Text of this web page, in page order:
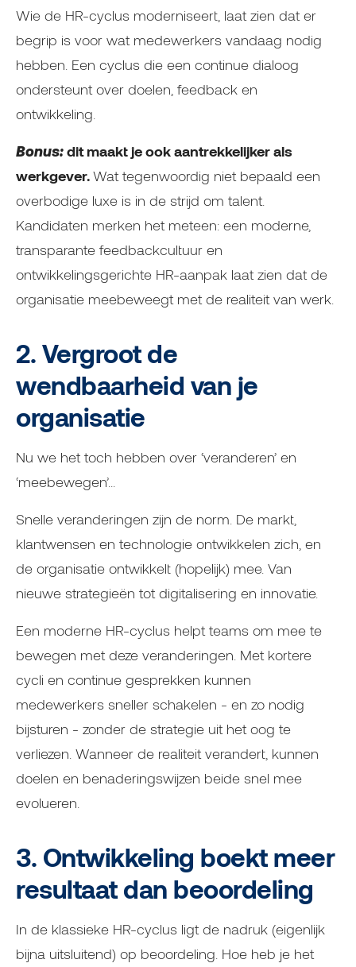
Wie de HR-cyclus moderniseert, laat zien dat er
begrip is voor wat medewerkers vandaag nodig
hebben. Een cyclus die een continue dialoog
ondersteunt over doelen, feedback en
ontwikkeling.
Bonus:dit maakt je ook aantrekkelijker als
werkgever.Wat tegenwoordig niet bepaald een
overbodige luxe is in de strijd om talent.
Kandidaten merken het meteen: een moderne,
transparante feedbackcultuur en
ontwikkelingsgerichte HR-aanpak laat zien dat de
organisatie meebeweegt met de realiteit van werk.
2. Vergroot de
wendbaarheid van je
organisatie
Nu we het toch hebben over ‘veranderen’ en
‘meebewegen’...
Snelle veranderingen zijn de norm. De markt,
klantwensen en technologie ontwikkelen zich, en
de organisatie ontwikkelt (hopelijk) mee. Van
nieuwe strategieën tot digitalisering en innovatie.
Een moderne HR-cyclus helpt teams om mee te
bewegen met deze veranderingen. Met kortere
cycli en continue gesprekken kunnen
medewerkers sneller schakelen - en zo nodig
bijsturen - zonder de strategie uit het oog te
verliezen. Wanneer de realiteit verandert, kunnen
doelen en benaderingswijzen beide snel mee
evolueren.
3. Ontwikkeling boekt meer
resultaat dan beoordeling
In de klassieke HR-cyclus ligt de nadruk (eigenlijk
bijna uitsluitend) op beoordeling. Hoe heb je het